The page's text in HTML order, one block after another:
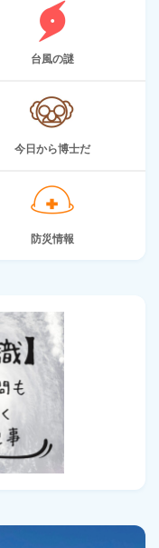
台風の謎
今日から博士だ
防災情報